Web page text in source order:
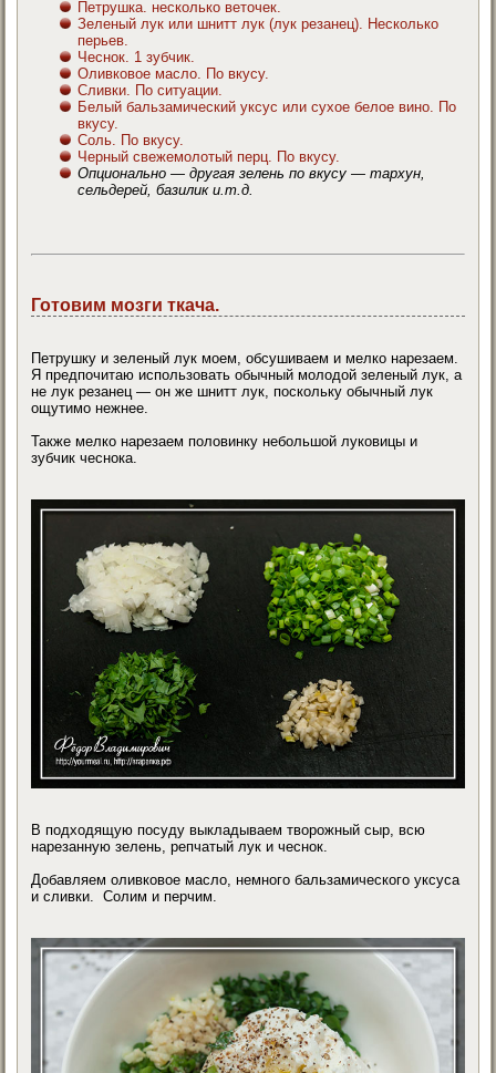
Петрушка. несколько веточек.
Зеленый лук или шнитт лук (лук резанец). Несколько
перьев.
Чеснок. 1 зубчик.
Оливковое масло. По вкусу.
Сливки. По ситуации.
Белый бальзамический уксус или сухое белое вино. По
вкусу.
Соль. По вкусу.
Черный свежемолотый перц. По вкусу.
Опционально — другая зелень по вкусу — тархун,
сельдерей, базилик и.т.д.
Готовим мозги ткача.
Петрушку и зеленый лук моем, обсушиваем и мелко нарезаем.
Я предпочитаю использовать обычный молодой зеленый лук, а
не лук резанец — он же шнитт лук, поскольку обычный лук
ощутимо нежнее.
Также мелко нарезаем половинку небольшой луковицы и
зубчик чеснока.
В подходящую посуду выкладываем творожный сыр, всю
нарезанную зелень, репчатый лук и чеснок.
Добавляем оливковое масло, немного бальзамического уксуса
и сливки. Солим и перчим.